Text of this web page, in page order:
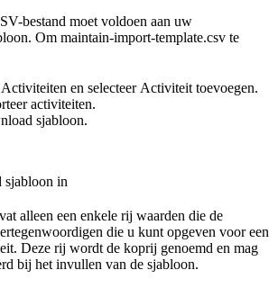
bestand moet voldoen aan uw
Om maintain-import-template.csv te
Activiteiten en selecteer Activiteit toevoegen.
activiteiten.
sjabloon.
sjabloon in
alleen een enkele rij waarden die de
die u kunt opgeven voor een
Deze rij wordt de koprij genoemd en mag
bij het invullen van de sjabloon.